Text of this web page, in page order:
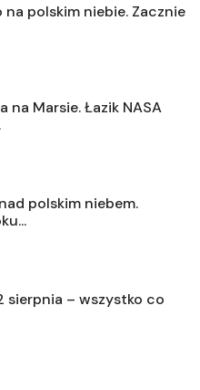
polskim niebie. Zacznie
Marsie. Łazik NASA
polskim niebem.
sierpnia – wszystko co